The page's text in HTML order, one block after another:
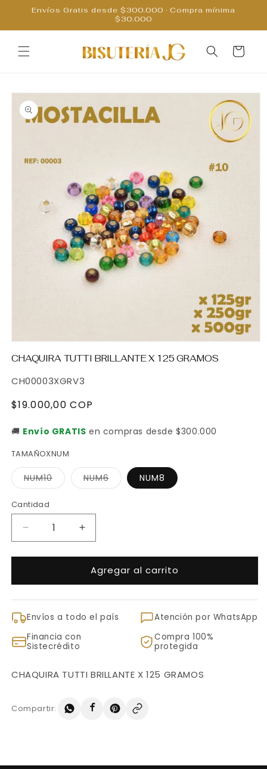
directamente
Envíos Gratis desde $300.000 · Compra mínima
$30.000
Carrito
directamente
información
del producto
elemento
multimedia
en
ventana
modal
CHAQUIRA TUTTI BRILLANTE X 125 GRAMOS
SKU:
CH00003XGRV3
Precio
$19.000,00 COP
🚚 Envío GRATIS en compras desde $300.000
TAMAÑOXNUM
NUM10Variante
agotada
NUM6Variante
agotada
NUM8
Cantidad
Cantidad
Reducir
cantidad
para
TUTTI
125
GRAMOS
Aumentar
cantidad
para
CHAQUIRA
TUTTI
125
Agregar al carrito
Envíos a todo el país
Atención por WhatsApp
Financia con
Sistecrédito
Compra 100%
protegida
CHAQUIRA TUTTI BRILLANTE X 125 GRAMOS
Compartir: